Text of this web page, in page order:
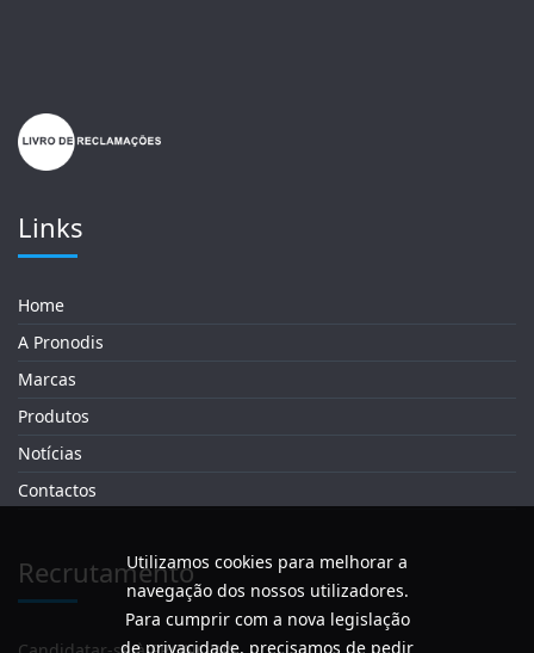
Links
Home
A Pronodis
Marcas
Produtos
Notícias
Contactos
RecrutamentoUtilizamos cookies para melhorar a
navegação dos nossos utilizadores.
Para cumprir com a nova legislação
de privacidade, precisamos de pedir